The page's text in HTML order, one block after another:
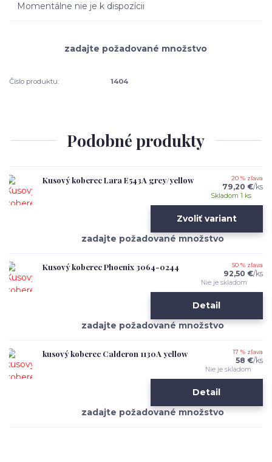
Momentálne nie je k dispozícii
Číslo produktu: 1404
Podobné produkty
Kusový koberec Lara E543A grey/yellow 20 % zľava
79,20 €/ks
Skladom 1 ks
Zvoliť variant
Kusový koberec Phoenix 3064-0244 50 % zľava
92,50 €/ks
Nie je skladom
Detail
kusový koberec Calderon 1130A yellow 17 % zľava
58 €/ks
Nie je skladom
Detail